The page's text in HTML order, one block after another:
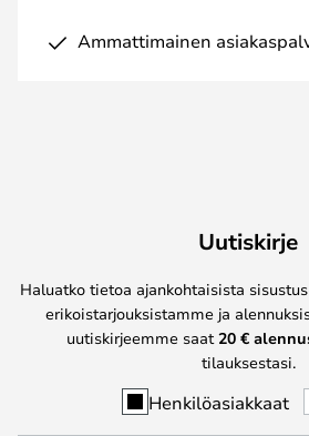
Ammattimainen
Uutiskirje
Haluatko tietoa ajankohtaisista
erikoistarjouksistamme ja
uutiskirjeemme saat 20 €
tilauksestasi.
Henkilöasiakkaat